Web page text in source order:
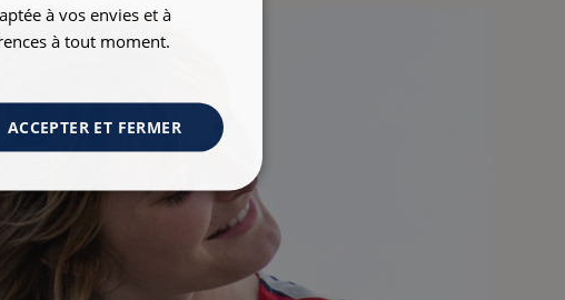
à vos envies et à
à tout moment.
ACCEPTER ET FERMER